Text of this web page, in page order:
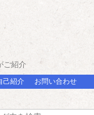
ご紹介
己紹介 お問い合わせ